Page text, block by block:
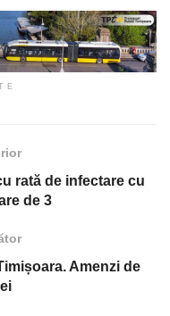
rată de infectare cu
de 3
Amenzi de